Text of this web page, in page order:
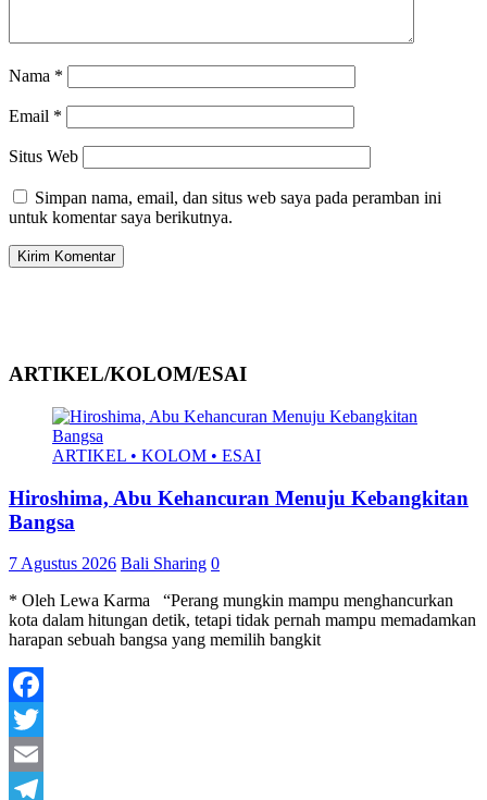
Nama *
Email *
Situs Web
Simpan nama, email, dan situs web saya pada peramban ini
untuk komentar saya berikutnya.
ARTIKEL/KOLOM/ESAI
ARTIKEL • KOLOM • ESAI
Hiroshima, Abu Kehancuran Menuju Kebangkitan
Bangsa
7 Agustus 2026 Bali Sharing 0
* Oleh Lewa Karma “Perang mungkin mampu menghancurkan
kota dalam hitungan detik, tetapi tidak pernah mampu memadamkan
harapan sebuah bangsa yang memilih bangkit
Facebook
Twitter
Email